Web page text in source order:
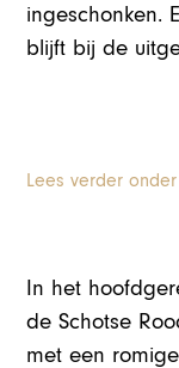
ingeschonken.
blijft bij de
Lees verder
In het
de Schotse
met een